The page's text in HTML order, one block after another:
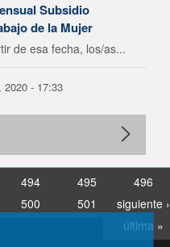
Subsidio
de la Mujer
de esa fecha, los/as...
2020 - 17:33
494 495
496
500 501
siguiente ›
última »